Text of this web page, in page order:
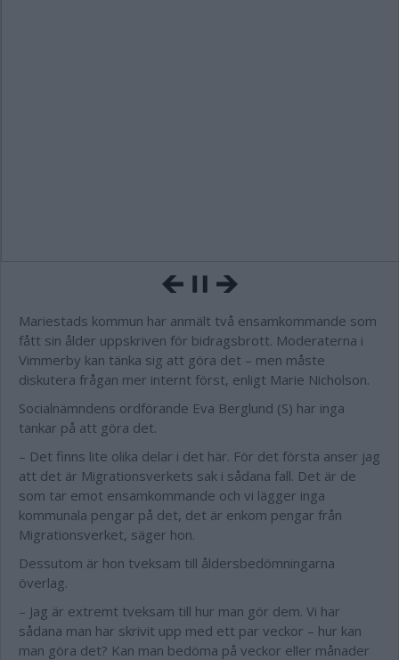
Mariestads kommun har anmält två ensamkommande som
fått sin ålder uppskriven för bidragsbrott. Moderaterna i
Vimmerby kan tänka sig att göra det – men måste
diskutera frågan mer internt först, enligt Marie Nicholson.
Socialnämndens ordförande Eva Berglund (S) har inga
tankar på att göra det.
– Det finns lite olika delar i det här. För det första anser jag
att det är Migrationsverkets sak i sådana fall. Det är de
som tar emot ensamkommande och vi lägger inga
kommunala pengar på det, det är enkom pengar från
Migrationsverket, säger hon.
Dessutom är hon tveksam till åldersbedömningarna
överlag.
– Jag är extremt tveksam till hur man gör dem. Vi har
sådana man har skrivit upp med ett par veckor – hur kan
man göra det? Kan man bedöma på veckor eller månader